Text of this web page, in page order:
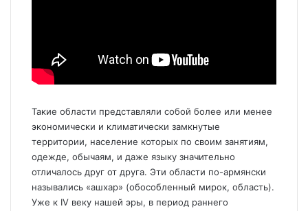
Такие области представляли собой более или менее
экономически и климатически замкнутые
территории, население которых по своим занятиям,
одежде, обычаям, и даже языку значительно
отличалось друг от друга. Эти области по-армянски
назывались «ашхар» (обособленный мирок, область).
Уже к IV веку нашей эры, в период раннего